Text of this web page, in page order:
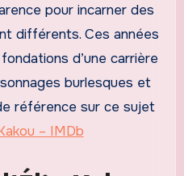
pour incarner des
différents. Ces années
d’une carrière
burlesques et
référence sur ce sujet
– IMDb